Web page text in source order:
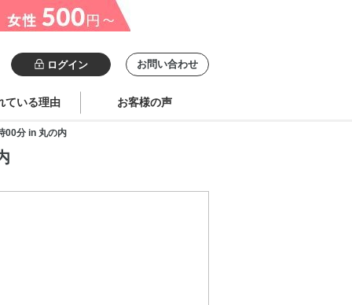
ログイン お問い合わせ
ている理由 お客様の声
00分 in 丸の内